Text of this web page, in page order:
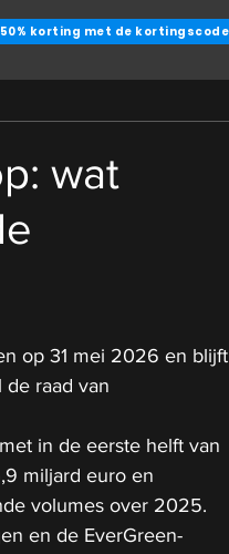
wat
op 31 mei 2026 en blijft
de raad van
in de eerste helft van
miljard euro en
volumes over 2025.
en de EverGreen-